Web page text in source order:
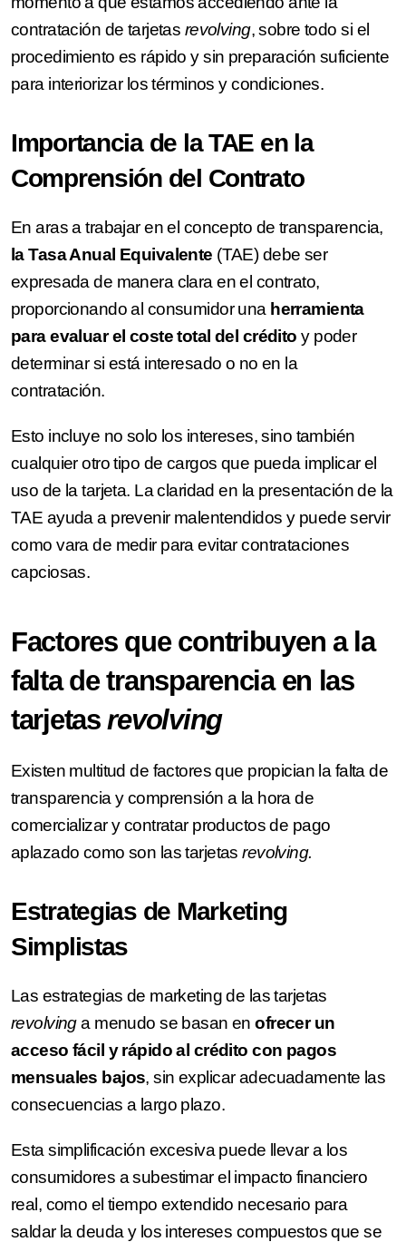
contratación de tarjetas revolving, sobre todo si el
procedimiento es rápido y sin preparación suficiente
para interiorizar los términos y condiciones.
Importancia de la TAE en la
Comprensión del Contrato
En aras a trabajar en el concepto de transparencia,
la Tasa Anual Equivalente (TAE) debe ser
expresada de manera clara en el contrato,
proporcionando al consumidor una herramienta
para evaluar el coste total del crédito y poder
determinar si está interesado o no en la
contratación.
Esto incluye no solo los intereses, sino también
cualquier otro tipo de cargos que pueda implicar el
uso de la tarjeta. La claridad en la presentación de la
TAE ayuda a prevenir malentendidos y puede servir
como vara de medir para evitar contrataciones
capciosas.
Factores que contribuyen a la
falta de transparencia en las
tarjetasrevolving
Existen multitud de factores que propician la falta de
transparencia y comprensión a la hora de
comercializar y contratar productos de pago
aplazado como son las tarjetasrevolving.
Estrategias de Marketing
Simplistas
Las estrategias de marketing de las tarjetas
revolvinga menudo se basan enofrecer un
acceso fácil y rápido al crédito con pagos
mensuales bajos, sin explicar adecuadamente las
consecuencias a largo plazo.
Esta simplificación excesiva puede llevar a los
consumidores a subestimar el impacto financiero
real, como el tiempo extendido necesario para
saldar la deuda y los intereses compuestos que se